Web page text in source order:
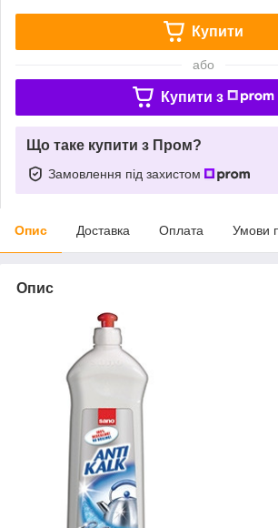
Купити
або
Купити з
Що таке купити з Пром?
Замовлення під захистом
Опис Доставка Оплата Умови
Опис